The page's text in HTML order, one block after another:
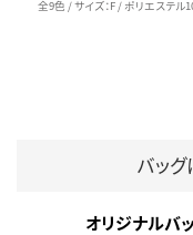
全9色 / サイズ：F / ポリエステル
バッ
オリジナルバ